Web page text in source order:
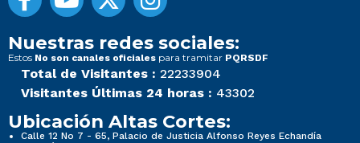
Nuestras redes sociales:
Estos No son canales oficiales para tramitar PQRSDF
Total de Visitantes : 22233904
Visitantes Últimas 24 horas : 43302
Ubicación Altas Cortes:
Calle 12 No 7 - 65, Palacio de Justicia Alfonso Reyes Echandía